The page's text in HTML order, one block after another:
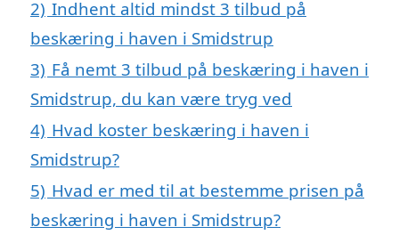
2) Indhent altid mindst 3 tilbud på
beskæring i haven i Smidstrup
3) Få nemt 3 tilbud på beskæring i haven i
Smidstrup, du kan være tryg ved
4) Hvad koster beskæring i haven i
Smidstrup?
5) Hvad er med til at bestemme prisen på
beskæring i haven i Smidstrup?